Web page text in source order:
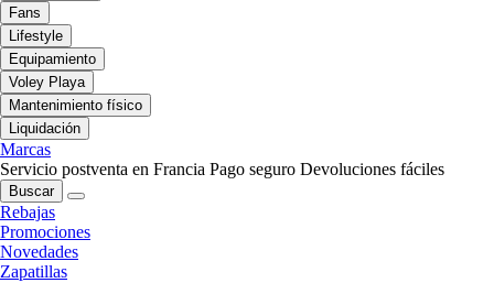
Fans
Lifestyle
Equipamiento
Voley Playa
Mantenimiento físico
Liquidación
Marcas
Servicio postventa en Francia Pago seguro Devoluciones fáciles
Buscar
Rebajas
Promociones
Novedades
Zapatillas